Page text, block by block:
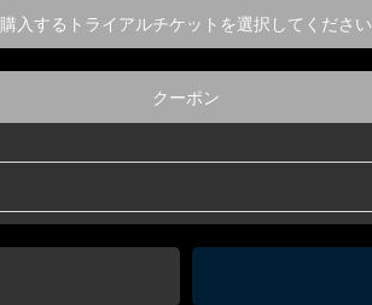
購入するトライアルチケットを選択してください
クーポン